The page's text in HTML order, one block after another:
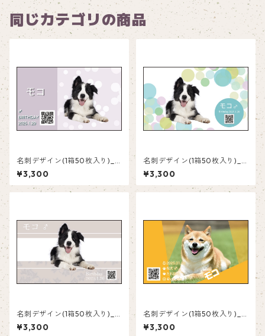
同じカテゴリの商品
名刺デザイン(1箱50枚入り)_
水玉_PD002
¥3,300
名刺デザイン(1箱50枚入り)_
水玉_PD001
¥3,300
名刺デザイン(1箱50枚入り)_
花_F001
¥3,300
名刺デザイン(1箱50枚入り)_
オレンジ横_R002
¥3,300